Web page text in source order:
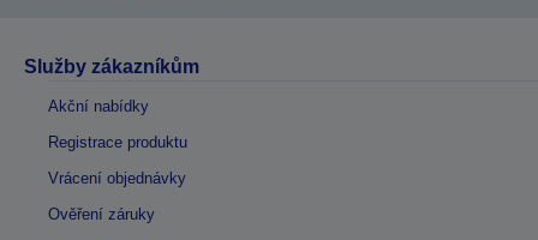
Služby zákazníkům
Akční nabídky
Registrace produktu
Vrácení objednávky
Ověření záruky